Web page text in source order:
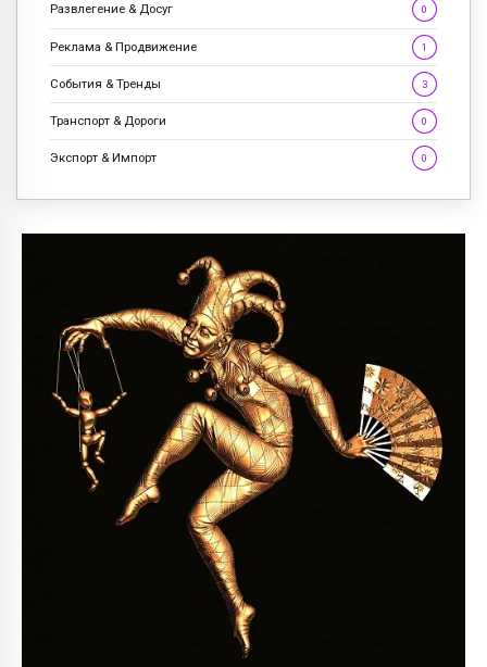
Развлегение & Досуг 0
Реклама & Продвижение 1
События & Тренды 3
Транспорт & Дороги 0
Экспорт & Импорт 0